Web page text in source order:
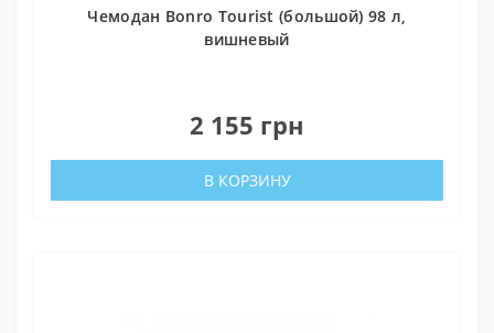
Чемодан Bonro Tourist (большой) 98 л,
вишневый
2 155 грн
В КОРЗИНУ